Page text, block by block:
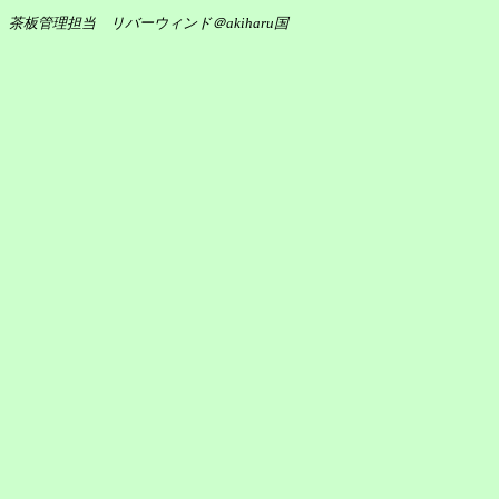
茶板管理担当 リバーウィンド＠akiharu国